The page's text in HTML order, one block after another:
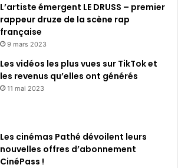
L’artiste émergent LE DRUSS – premier
rappeur druze de la scène rap
française
9 mars 2023
Les vidéos les plus vues sur TikTok et
les revenus qu’elles ont générés
11 mai 2023
Les cinémas Pathé dévoilent leurs
nouvelles offres d’abonnement
CinéPass !